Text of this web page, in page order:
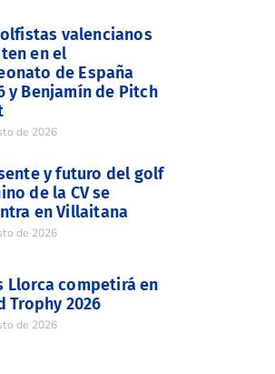
valencianos
en el
de España
y Benjamín de Pitch
de 2026
y futuro del golf
de la CV se
en Villaitana
de 2026
Llorca competirá en
Trophy 2026
de 2026